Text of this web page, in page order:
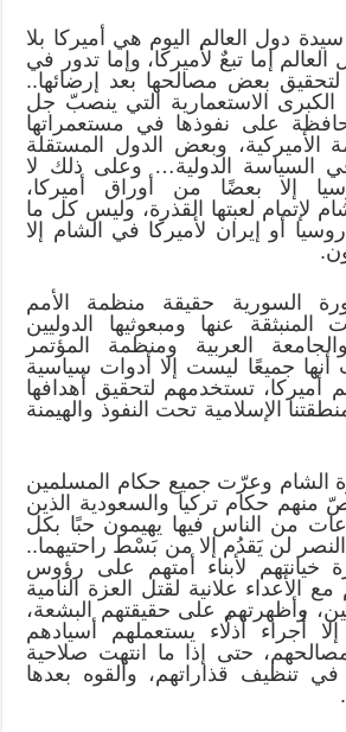
دول العالم اليوم هي أميركا بلا
إما تبعٌ لأميركا، وإما تدور في
لتحقيق بعض مصالحها بعد إرضائها..
الاستعمارية التي ينصبّ جل
على نفوذها في مستعمراتها
الأميركية، وبعض الدول المستقلة
السياسة الدولية… وعلى ذلك لا
إلا بعضًا من أوراق أميركا،
لإتمام لعبتها القذرة، وليس كل ما
أو إيران لأميركا في الشام إلا
السورية حقيقة منظمة الأمم
المنبثقة عنها ومبعوثيها الدوليين
العربية ومنظمة المؤتمر
جميعًا ليست إلا أدوات سياسية
أميركا، تستخدمهم لتحقيق أهدافها
الإسلامية تحت النفوذ والهيمنة
الشام وعرّت جميع حكام المسلمين
منهم حكام تركيا والسعودية الذين
من الناس فيها يهيمون حبًا بكل
لن يَقدُم إلا من بَسْط راحتيهما..
خيانتهم لأبناء أمتهم على رؤوس
الأعداء علانية لقتل العزة النامية
وأظهرتهم على حقيقتهم البشعة،
أُجراء أذلّاء يستعملهم أسيادهم
حتى إذا ما انتهت صلاحية
تنظيف قذاراتهم، وألقوه بعدها